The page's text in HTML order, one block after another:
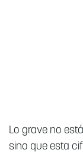
Lo grave no
sino que esta